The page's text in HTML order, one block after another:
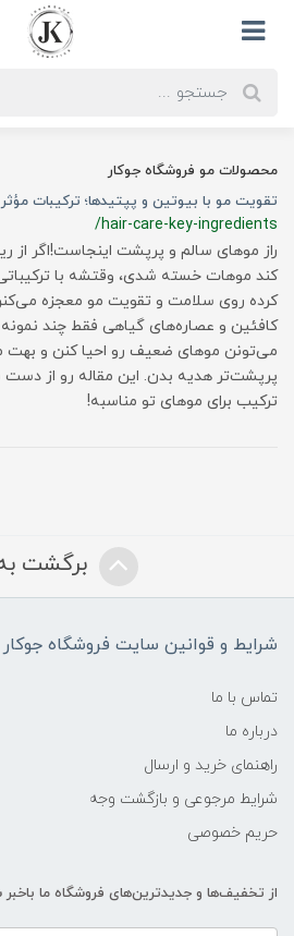
محصولات مو فروشگاه جوکار
تقویت مو با بیوتین و پپتیدها؛ ترکیبات
/hair-care-key-ingredients
راز موهای سالم و پرپشت اینجاست!اگر از
کند موهات خسته شدی، وقتشه با
کرده روی سلامت و تقویت مو معجزه
کافئین و عصاره‌های گیاهی فقط چند
می‌تونن موهای ضعیف رو احیا کنن و بهت
پرپشت‌تر هدیه بدن. این مقاله رو از دست
ترکیب برای موهای تو مناسبه!
برگشت به
شرایط و قوانین سایت فروشگاه جوکار
تماس با ما
درباره ما
راهنمای خرید و ارسال
شرایط مرجوعی و بازگشت وجه
حریم خصوصی
از تخفیف‌ها و جدیدترین‌های فروشگاه ما